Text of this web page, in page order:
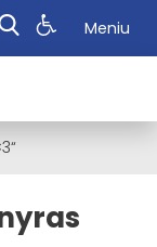
Meniu